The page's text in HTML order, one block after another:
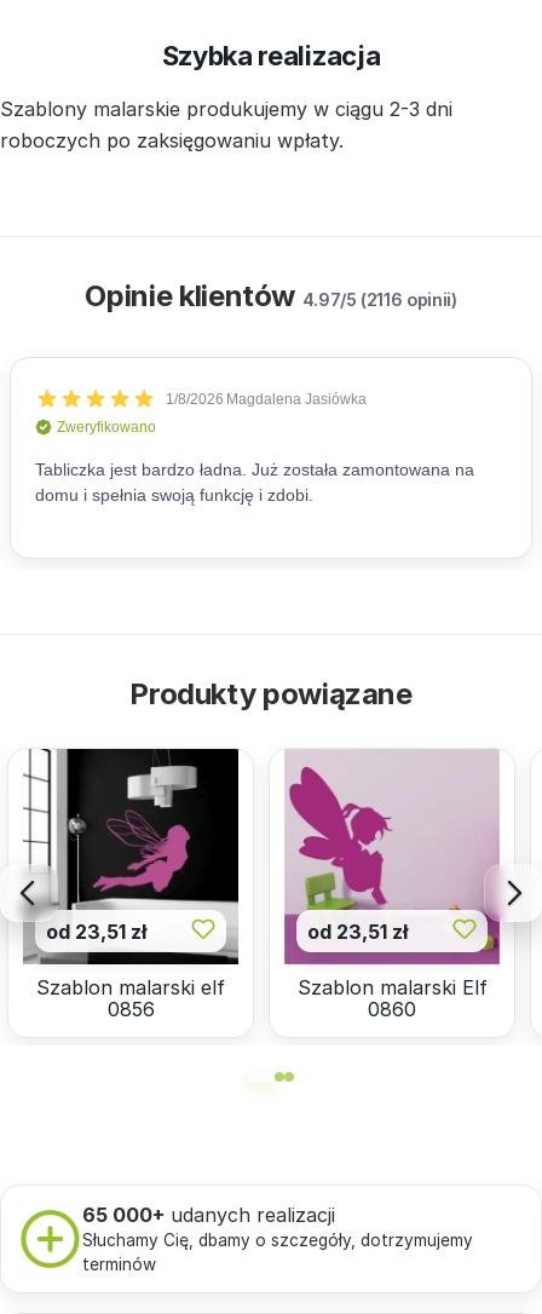
Szybka realizacja
Szablony malarskie produkujemy w ciągu 2-3 dni
roboczych po zaksięgowaniu wpłaty.
Opinie klientów 4.97/5 (2116 opinii)
Produkty powiązane
od 23,51 zł
Szablon malarski elf
0856
od 23,51 zł
Szablon malarski Elf
0860
65 000+ udanych realizacji
Słuchamy Cię, dbamy o szczegóły, dotrzymujemy
terminów